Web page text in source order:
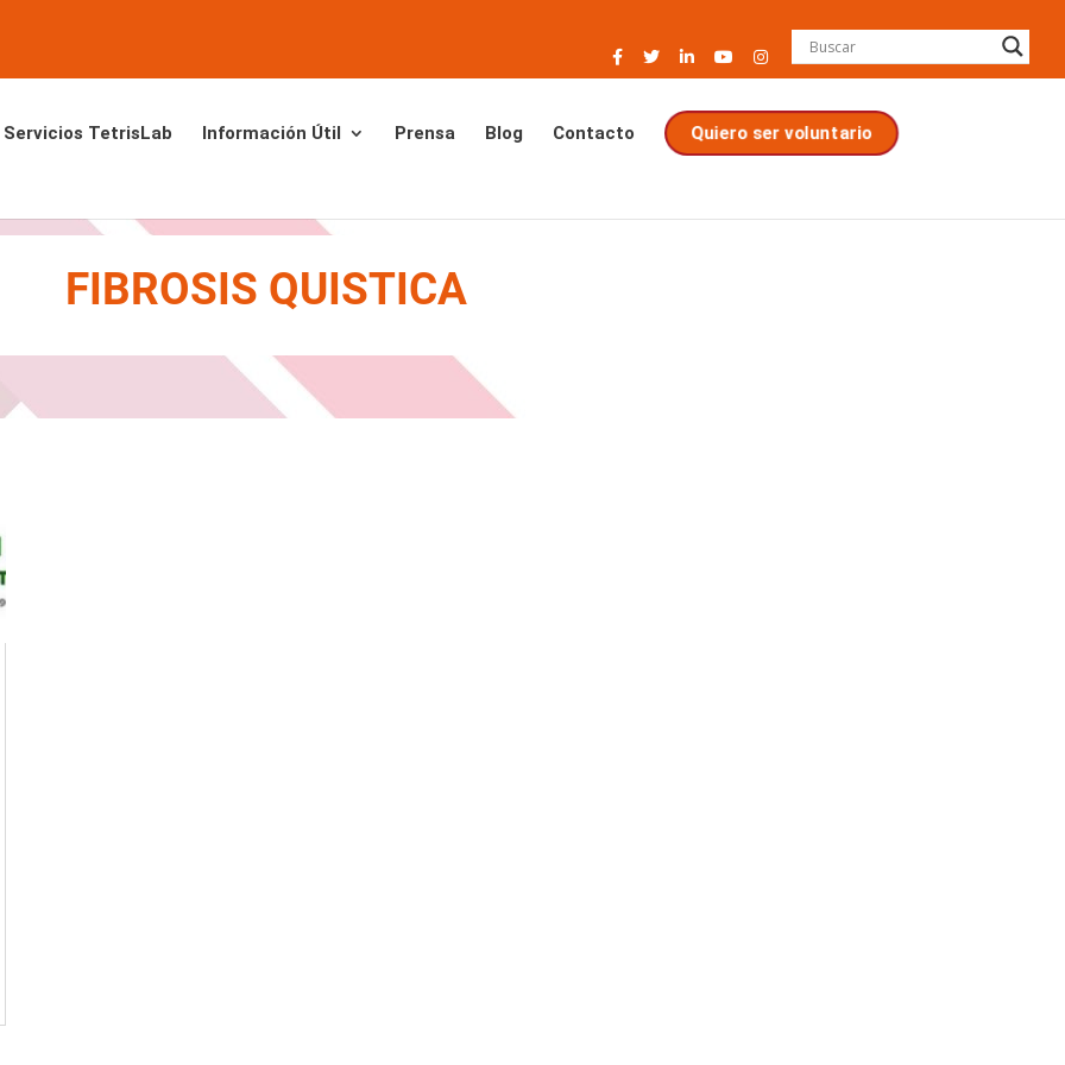
Servicios TetrisLab Información Útil Prensa Blog Contacto Quiero ser voluntario
FIBROSIS QUISTICA